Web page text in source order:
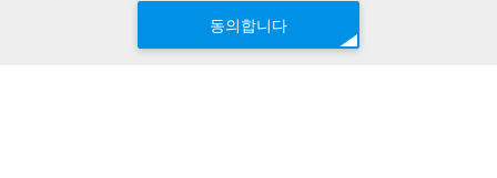
동의합니다